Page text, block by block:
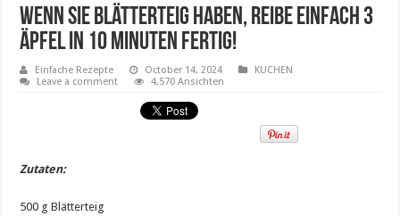
Wenn Sie Blätterteig haben, reibe einfach 3
Äpfel in 10 Minuten fertig!
Einfache Rezepte October 14, 2024
KUCHEN
Leave a comment
4,570 Ansichten
Zutaten:
500 g Blätterteig